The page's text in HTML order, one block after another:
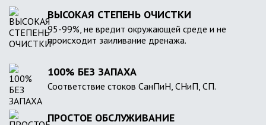
ВЫСОКАЯ СТЕПЕНЬ ОЧИСТКИ
95-99%, не вредит окружающей среде и не
происходит заиливание дренажа.
100% БЕЗ ЗАПАХА
Соответствие стоков СанПиН, СНиП, СП.
ПРОСТОЕ ОБСЛУЖИВАНИЕ